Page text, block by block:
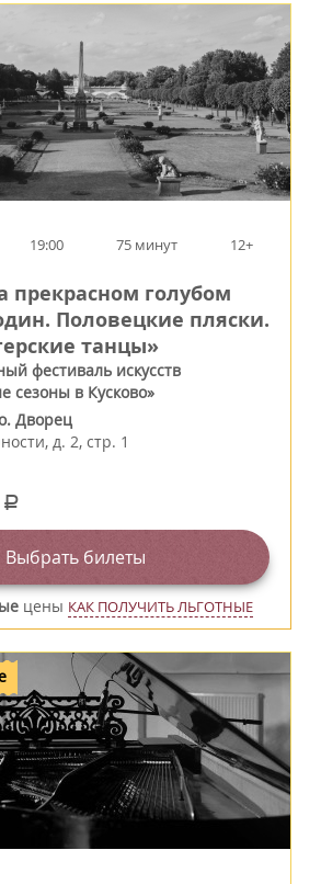
19:00 75 минут 12+
прекрасном голубом
Половецкие пляски.
танцы»
фестиваль искусств
сезоны в Кусково»
Дворец
д. 2, стр. 1
a
Выбрать билеты
цены КАК ПОЛУЧИТЬ ЛЬГОТНЫЕ